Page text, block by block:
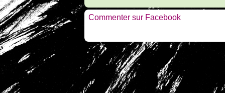
Commenter sur Facebook